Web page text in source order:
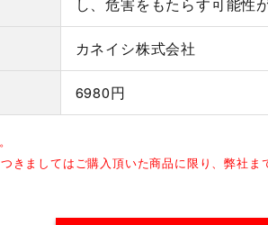
し、危害をもたらす可能性
カネイシ株式会社
6980円
ましてはご購入頂いた商品に限り、弊社ま